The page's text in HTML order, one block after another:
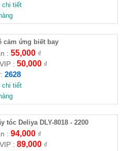
tiết
cảm ứng biết bay
: 55,000₫
: 50,000₫
2628
tiết
tóc Deliya DLY-8018 - 2200
: 94,000₫
: 89,000₫